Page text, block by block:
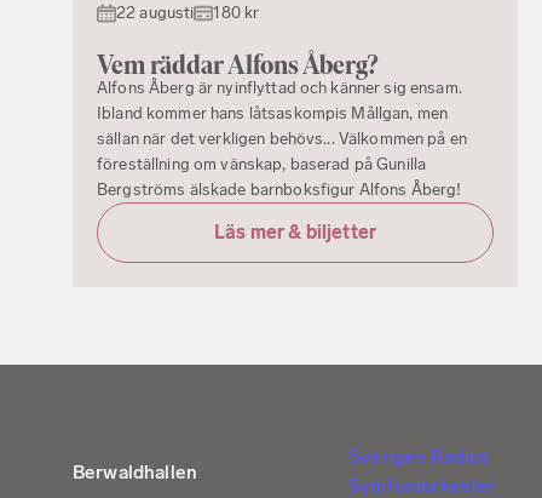
22 augusti 180 kr
Vem räddar Alfons Åberg?
Alfons Åberg är nyinflyttad och känner sig ensam.
Ibland kommer hans låtsaskompis Mållgan, men
sällan när det verkligen behövs... Välkommen på en
föreställning om vänskap, baserad på Gunilla
Bergströms älskade barnboksfigur Alfons Åberg!
Läs mer & biljetter
Berwaldhallen
Sveriges Radios
Symfoniorkester